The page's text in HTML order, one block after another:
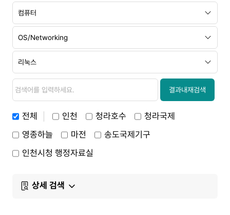
대
분
중
분
소
분
검
색
검
색
용
결과내재검색
전체 인천 청라호수
청라국제
영종하늘
마전
송도국제기구
인천시청 행정자료실
상세 검색